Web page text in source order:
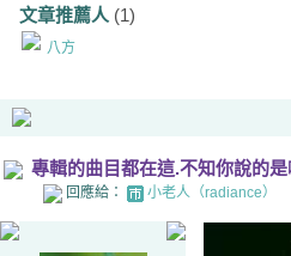
文章推薦人 (1)
八方
專輯的曲目都在這.不知你說的
回應給： 小老人（radiance）